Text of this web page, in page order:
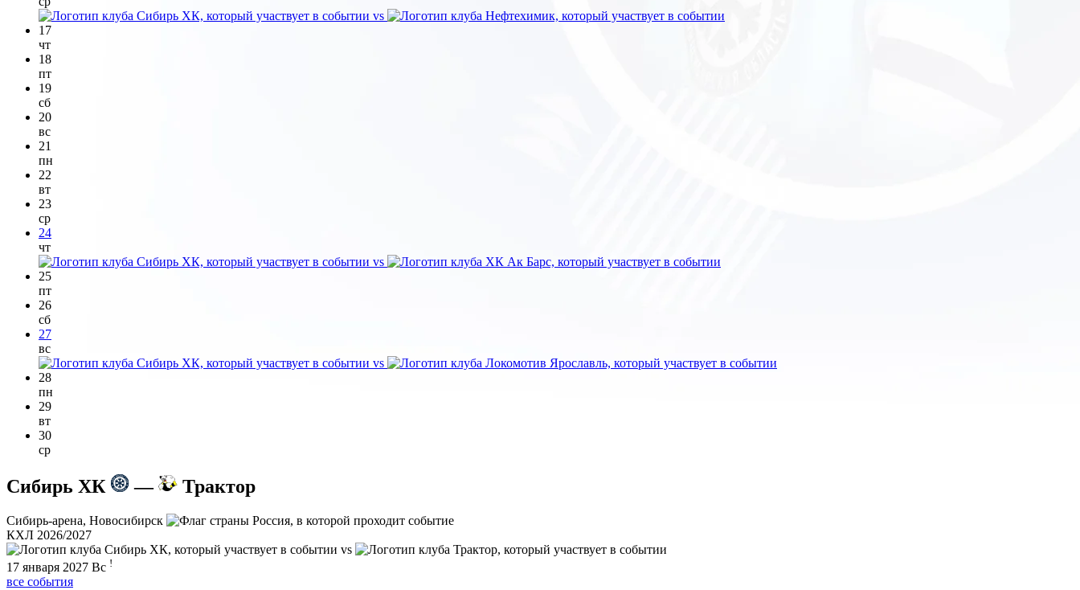
vs
17
чт
18
пт
19
сб
20
вс
21
пн
22
вт
23
ср
24
чт
vs
25
пт
26
сб
27
вс
vs
28
пн
29
вт
30
ср
Сибирь ХК — Трактор
Сибирь-арена, Новосибирск
КХЛ 2026/2027
vs
17 января 2027 Вс !
все события